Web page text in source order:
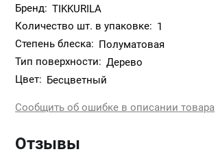
Бренд: TIKKURILA
Количество шт. в упаковке: 1
Степень блеска: Полуматовая
Тип поверхности: Дерево
Цвет: Бесцветный
Сообщить об ошибке в описании товара
Отзывы